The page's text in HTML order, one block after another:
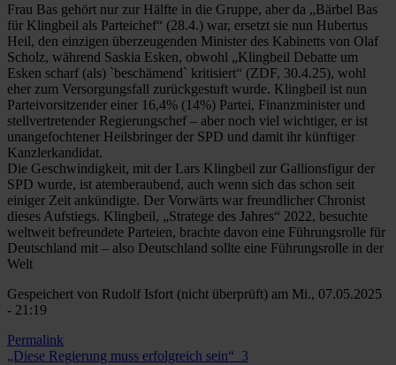
Frau Bas gehört nur zur Hälfte in die Gruppe, aber da „Bärbel Bas
für Klingbeil als Parteichef“ (28.4.) war, ersetzt sie nun Hubertus
Heil, den einzigen überzeugenden Minister des Kabinetts von Olaf
Scholz, während Saskia Esken, obwohl „Klingbeil Debatte um
Esken scharf (als) `beschämend` kritisiert“ (ZDF, 30.4.25), wohl
eher zum Versorgungsfall zurückgestuft wurde. Klingbeil ist nun
Parteivorsitzender einer 16,4% (14%) Partei, Finanzminister und
stellvertretender Regierungschef – aber noch viel wichtiger, er ist
unangefochtener Heilsbringer der SPD und damit ihr künftiger
Kanzlerkandidat.
Die Geschwindigkeit, mit der Lars Klingbeil zur Gallionsfigur der
SPD wurde, ist atemberaubend, auch wenn sich das schon seit
einiger Zeit ankündigte. Der Vorwärts war freundlicher Chronist
dieses Aufstiegs. Klingbeil, „Stratege des Jahres“ 2022, besuchte
weltweit befreundete Parteien, brachte davon eine Führungsrolle für
Deutschland mit – also Deutschland sollte eine Führungsrolle in der
Welt
Gespeichert von Rudolf Isfort (nicht überprüft) am Mi., 07.05.2025
- 21:19
Permalink
„Diese Regierung muss erfolgreich sein“_3